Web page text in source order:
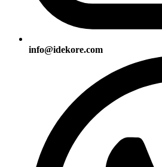
info@idekore.com